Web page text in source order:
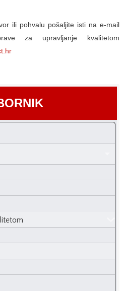
ili pohvalu pošaljite isti na e-mail
za upravljanje kvalitetom